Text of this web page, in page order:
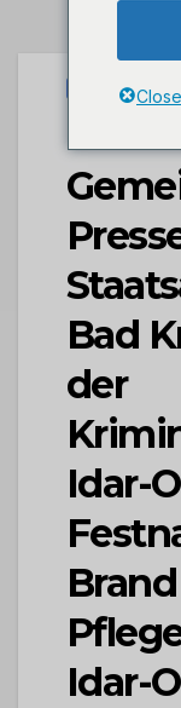
PRESSEPORTAL
POL-
Bad
der
Idar-
Idar-